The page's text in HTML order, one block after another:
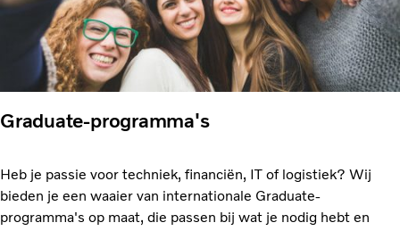
Graduate-programma's
Heb je passie voor techniek, financiën, IT of logistiek? Wij
bieden je een waaier van internationale Graduate-
programma's op maat, die passen bij wat je nodig hebt en